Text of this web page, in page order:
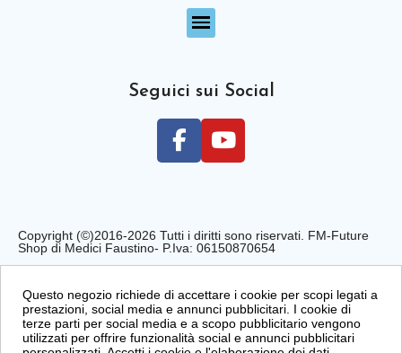
Seguici sui Social
Copyright (©)2016-2026 Tutti i diritti sono riservati. FM-Future
Shop di Medici Faustino- P.Iva: 06150870654
Questo negozio richiede di accettare i cookie per scopi legati a
prestazioni, social media e annunci pubblicitari. I cookie di
terze parti per social media e a scopo pubblicitario vengono
utilizzati per offrire funzionalità social e annunci pubblicitari